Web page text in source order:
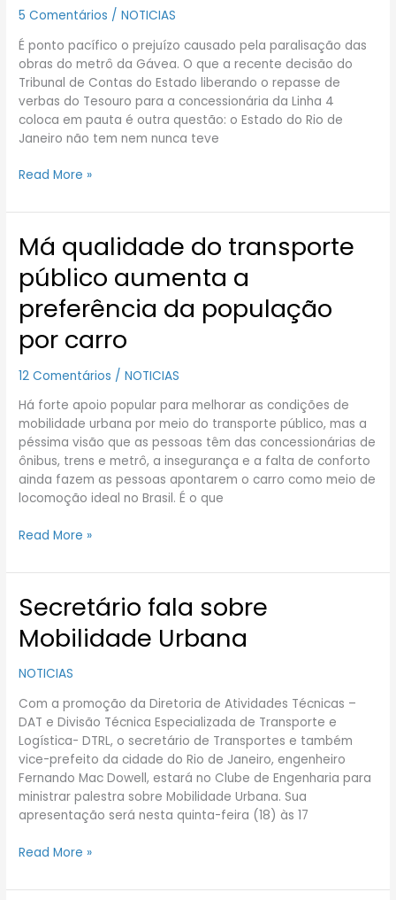
5 Comentários /NOTICIAS
É ponto pacífico o prejuízo causado pela paralisação das
obras do metrô da Gávea. O que a recente decisão do
Tribunal de Contas do Estado liberando o repasse de
verbas do Tesouro para a concessionária da Linha 4
coloca em pauta é outra questão: o Estado do Rio de
Janeiro não tem nem nunca teve
da
4
Read More »
Má qualidade do transporte
público aumenta a
preferência da população
por carro
12 Comentários /NOTICIAS
Há forte apoio popular para melhorar as condições de
mobilidade urbana por meio do transporte público, mas a
péssima visão que as pessoas têm das concessionárias de
ônibus, trens e metrô, a insegurança e a falta de conforto
ainda fazem as pessoas apontarem o carro como meio de
locomoção ideal no Brasil. É o que
Má
qualidade
do
transporte
público
aumenta
a
preferência
população
por
carro
Read More »
Secretário fala sobre
Mobilidade Urbana
NOTICIAS
Com a promoção da Diretoria de Atividades Técnicas –
DAT e Divisão Técnica Especializada de Transporte e
Logística- DTRL, o secretário de Transportes e também
vice-prefeito da cidade do Rio de Janeiro, engenheiro
Fernando Mac Dowell, estará no Clube de Engenharia para
ministrar palestra sobre Mobilidade Urbana. Sua
apresentação será nesta quinta-feira (18) às 17
Secretário
fala
sobre
Urbana
Read More »